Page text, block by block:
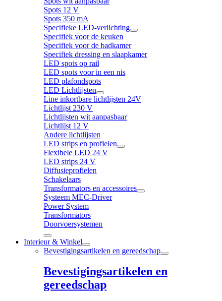
Spots 12 V
Spots 350 mA
Specifieke LED-verlichting
Specifiek voor de keuken
Specifiek voor de badkamer
Specifiek dressing en slaapkamer
LED spots op rail
LED spots voor in een nis
LED plafondspots
LED Lichtlijsten
Line inkortbare lichtlijsten 24V
Lichtlijst 230 V
Lichtlijsten wit aanpasbaar
Lichtlijst 12 V
Andere lichtlijsten
LED strips en profielen
Flexibele LED 24 V
LED strips 24 V
Diffusieprofielen
Schakelaars
Transformators en accessoires
Systeem MEC-Driver
Power System
Transformators
Doorvoersystemen
Interieur & Winkel
Bevestigingsartikelen en gereedschap
Bevestigingsartikelen en
gereedschap